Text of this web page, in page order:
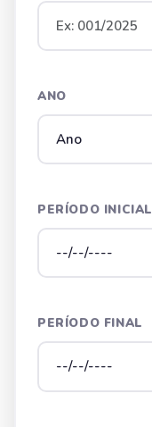
ANO
PERÍODO INICIAL
PERÍODO FINAL